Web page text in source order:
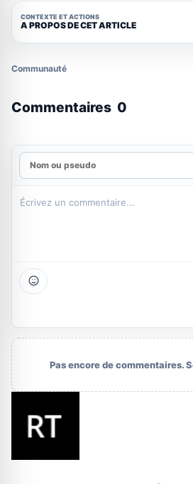
CONTEXTE ET ACTIONS
A PROPOS DE CET ARTICLE
Communauté
Commentaires 0
Pas encore de commentaires.